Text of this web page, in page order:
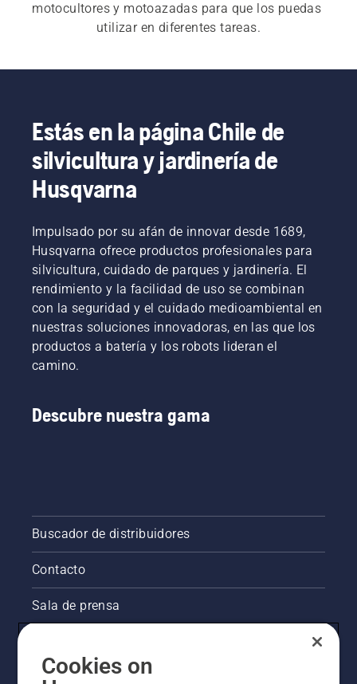
motocultores y motoazadas para que los puedas
utilizar en diferentes tareas.
años. Nuestra guía de compra de motocultores y
motoazadas puede ayudarte a encontrar la mejor
máquina para tus necesidades.
Estás en la página Chile de
silvicultura y jardinería de
Husqvarna
Impulsado por su afán de innovar desde 1689,
Husqvarna ofrece productos profesionales para
silvicultura, cuidado de parques y jardinería. El
rendimiento y la facilidad de uso se combinan
con la seguridad y el cuidado medioambiental en
nuestras soluciones innovadoras, en las que los
productos a batería y los robots lideran el
camino.
Descubre nuestra gama
Buscador de distribuidores
Contacto
Sala de prensa
Información legal de productos
Cookies on